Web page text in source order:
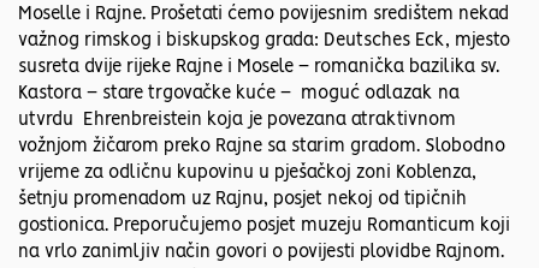
Moselle i Rajne. Prošetati ćemo povijesnim središtem nekad
važnog rimskog i biskupskog grada: Deutsches Eck, mjesto
susreta dvije rijeke Rajne i Mosele – romanička bazilika sv.
Kastora – stare trgovačke kuće – moguć odlazak na
utvrdu Ehrenbreistein koja je povezana atraktivnom
vožnjom žičarom preko Rajne sa starim gradom. Slobodno
vrijeme za odličnu kupovinu u pješačkoj zoni Koblenza,
šetnju promenadom uz Rajnu, posjet nekoj od tipičnih
gostionica. Preporučujemo posjet muzeju Romanticum koji
na vrlo zanimljiv način govori o povijesti plovidbe Rajnom.